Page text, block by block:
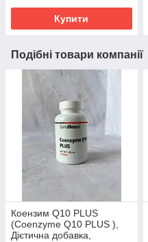
Купити
Подібні товари компанії
Коензим Q10 PLUS
(Coenzyme Q10 PLUS ),
Дієтична добавка,